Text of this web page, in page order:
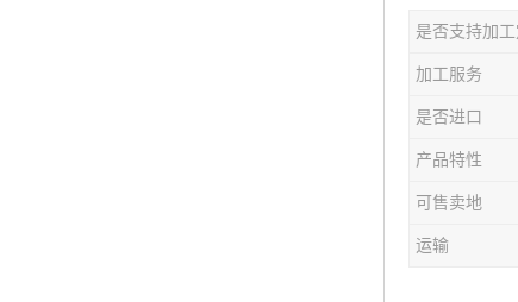
是否支持加工
加工服务
是否进口
产品特性
可售卖地
运输